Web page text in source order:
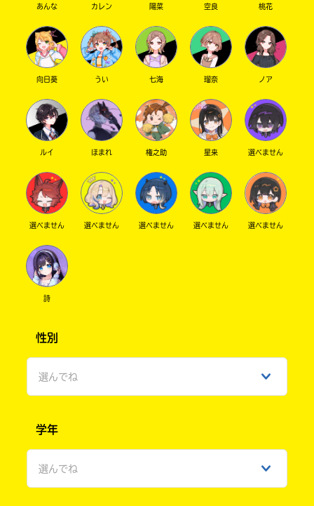
あんな カレン 陽菜 空良 桃花
向日葵 うい 七海 瑠奈 ノア
ルイ ほまれ 権之助 星来 選べません
選べません 選べません 選べません 選べません 選べません
詩
性別
選んでね
ひみつ
学年
選んでね